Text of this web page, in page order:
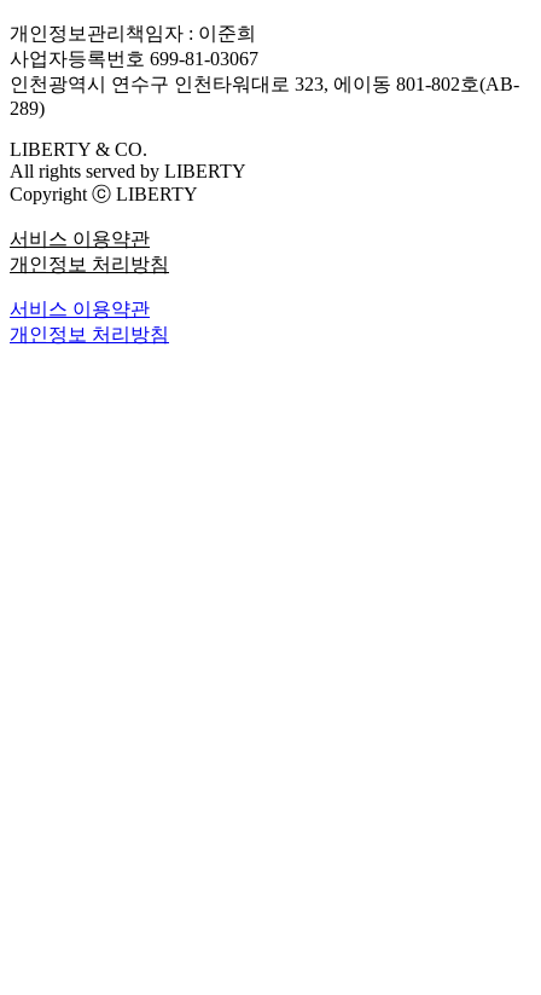
개인정보관리책임자 : 이준희
사업자등록번호 699-81-03067
인천광역시 연수구 인천타워대로 323, 에이동 801-802호(AB-
289)
LIBERTY & CO.
All rights served by LIBERTY
Copyright ⓒ LIBERTY
서비스 이용약관
개인정보 처리방침
서비스 이용약관
개인정보 처리방침